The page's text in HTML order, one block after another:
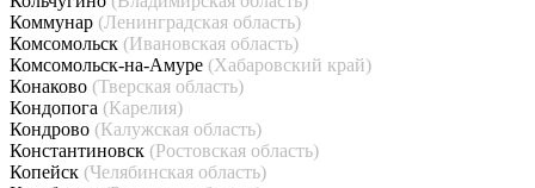
Коммунар (Ленинградская область)
Комсомольск (Ивановская область)
Комсомольск-на-Амуре (Хабаровский край)
Конаково (Тверская область)
Кондопога (Карелия)
Кондрово (Калужская область)
Константиновск (Ростовская область)
Копейск (Челябинская область)